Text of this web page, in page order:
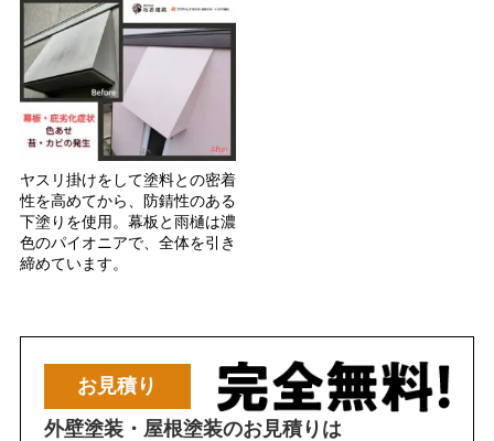
ヤスリ掛けをして塗料との密着
性を高めてから、防錆性のある
下塗りを使用。幕板と雨樋は濃
色のパイオニアで、全体を引き
締めています。
お見積り
外壁塗装・屋根塗装のお見積りは